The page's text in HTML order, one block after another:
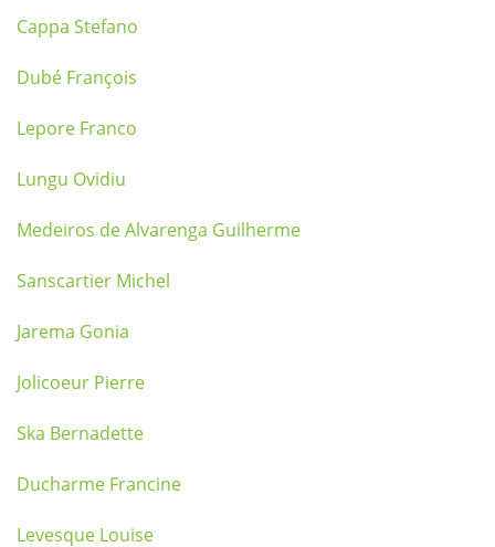
Cappa Stefano
Dubé François
Lepore Franco
Lungu Ovidiu
Medeiros de Alvarenga Guilherme
Sanscartier Michel
Jarema Gonia
Jolicoeur Pierre
Ska Bernadette
Ducharme Francine
Levesque Louise